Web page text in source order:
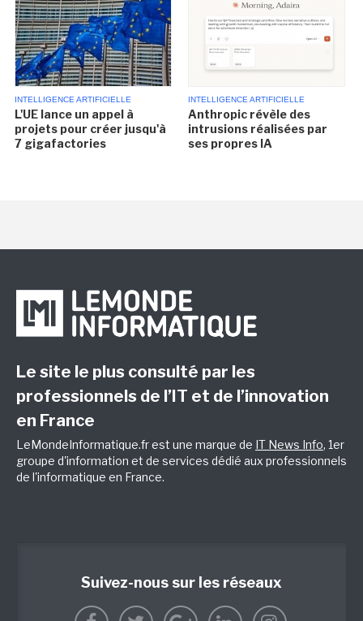
INTELLIGENCE ARTIFICIELLE
L'UE lance un appel à
projets pour créer jusqu'à
7 gigafactories
INTELLIGENCE ARTIFICIELLE
Anthropic révèle des
intrusions réalisées par
ses propres IA
Le site le plus consulté par les
professionnels de l’IT et de l’innovation
en France
LeMondeInformatique.fr est une marque de IT News Info, 1er
groupe d'information et de services dédié aux professionnels
de l'informatique en France.
Suivez-nous sur les réseaux